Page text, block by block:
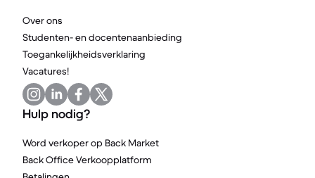
Over ons
Studenten- en docentenaanbieding
Toegankelijkheidsverklaring
Vacatures!
Hulp nodig?
Word verkoper op Back Market
Back Office Verkoopplatform